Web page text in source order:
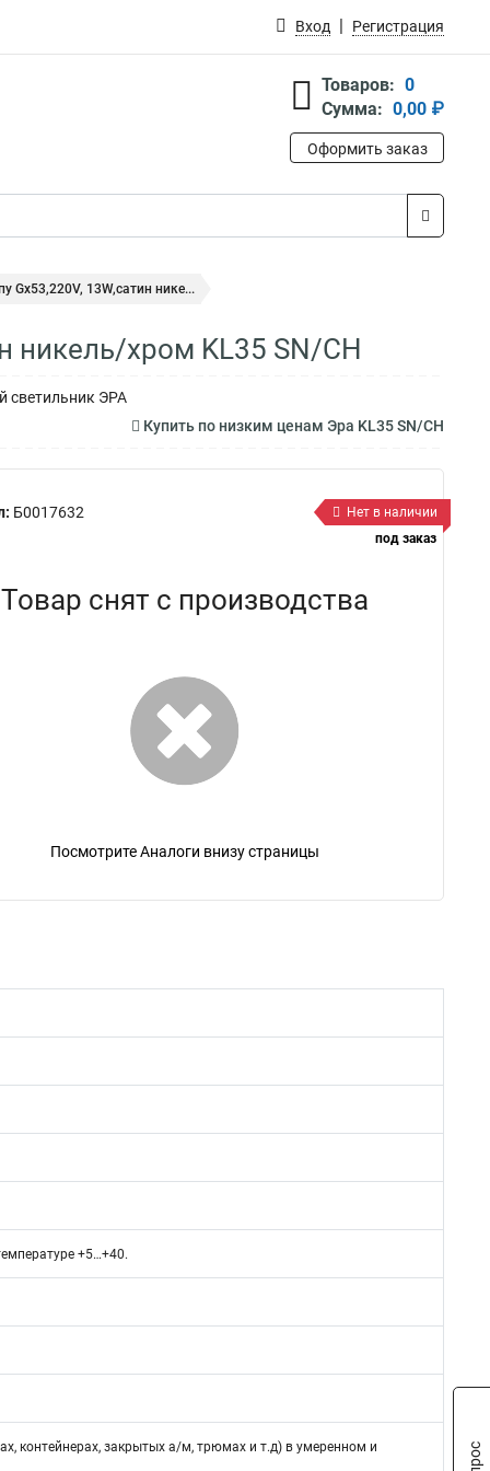
Вход Регистрация
Товаров: 0
Сумма: 0,00 ₽
Оформить заказ
Gx53,220V, 13W,сатин нике...
никель/хром KL35 SN/CH
светильник ЭРА
Купить по низким ценам Эра KL35 SN/CH
Б0017632
Нет в наличии
под заказ
Товар снят с производства
Посмотрите Аналоги внизу страницы
+5…+40.
контейнерах, закрытых а/м, трюмах и т.д) в умеренном и